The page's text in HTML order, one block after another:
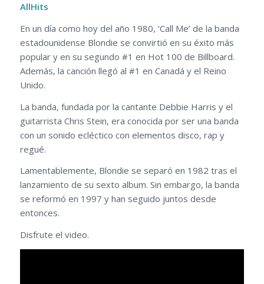
AllHits
En un día como hoy del año 1980, ‘Call Me’ de la banda
estadounidense Blondie se convirtió en su éxito más
popular y en su segundo #1 en Hot 100 de Billboard.
Además, la canción llegó al #1 en Canadá y el Reino
Unido.
La banda, fundada por la cantante Debbie Harris y el
guitarrista Chris Stein, era conocida por ser una banda
con un sonido ecléctico con elementos disco, rap y
regué.
Lamentablemente, Blondie se separó en 1982 tras el
lanzamiento de su sexto album. Sin embargo, la banda
se reformó en 1997 y han seguido juntos desde
entonces.
Disfrute el video.